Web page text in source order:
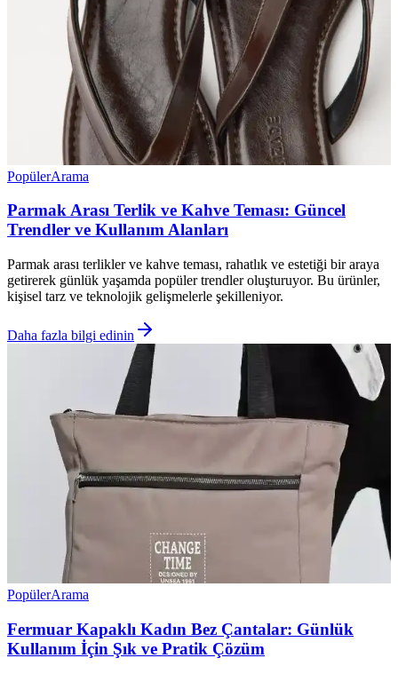
PopülerArama
Parmak Arası Terlik ve Kahve Teması: Güncel
Trendler ve Kullanım Alanları
Parmak arası terlikler ve kahve teması, rahatlık ve estetiği bir araya
getirerek günlük yaşamda popüler trendler oluşturuyor. Bu ürünler,
kişisel tarz ve teknolojik gelişmelerle şekilleniyor.
Daha fazla bilgi edinin
PopülerArama
Fermuar Kapaklı Kadın Bez Çantalar: Günlük
Kullanım İçin Şık ve Pratik Çözüm